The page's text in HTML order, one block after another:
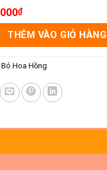
₫
Hồng số lượng
THÊM VÀO GIỎ HÀNG
Bó Hoa Hồng